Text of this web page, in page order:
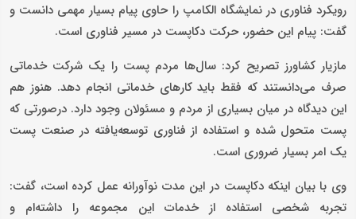
رویکرد فناوری در نمایشگاه الکامپ را حاوی پیام بسیار مهمی دانست و
گفت: پیام این حضور، حرکت دکاپست در مسیر فناوری است.
مازیار کشاورز تصریح کرد: سال‌ها مردم پست را یک شرکت خدماتی
صرف می‌دانستند که فقط باید کارهای خدماتی انجام دهد. هنوز هم
این دیدگاه در میان بسیاری از مردم و مسئولان وجود دارد. درصورتی که
پست متحول شده و استفاده از فناوری توسعه‌یافته در صنعت پست
یک امر بسیار ضروری است.
وی با بیان اینکه دکاپست در این مدت نوآورانه عمل کرده است، گفت:
تجربه شخصی استفاده از خدمات این مجموعه را داشته‌ام و